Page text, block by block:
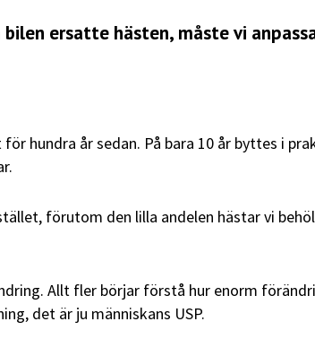
ersatte hästen, måste vi
hundra år sedan. På bara 10 år byttes i
förutom den lilla andelen hästar vi
Allt fler börjar förstå hur enorm
det är ju människans USP.